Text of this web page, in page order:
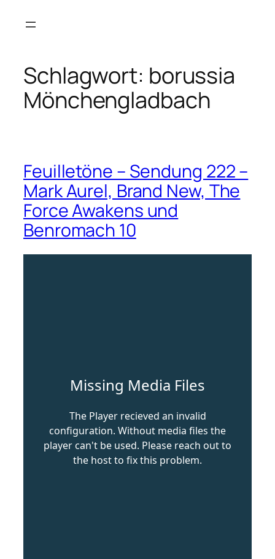
Inhalt
Schlagwort: borussia
Mönchengladbach
Feuilletöne – Sendung 222 –
Mark Aurel, Brand New, The
Force Awakens und
Benromach 10